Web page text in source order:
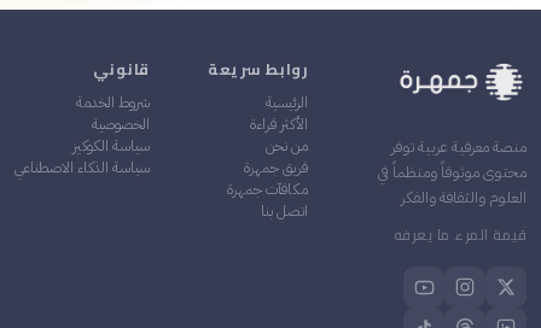
منصة معرفية عربية توفر
محتوى موثوقاً ومنظماً في
العلوم والثقافة والفكر
قيمة المرء ما يعرفه
روابط سريعة
الرئيسية
الأكثر قراءة
من نحن
فريق جمهرة
مكافآت جمهرة
اتصل بنا
قانوني
شروط الخدمة
الخصوصية
سياسة الكوكيز
سياسة الذكاء الاصطناعي